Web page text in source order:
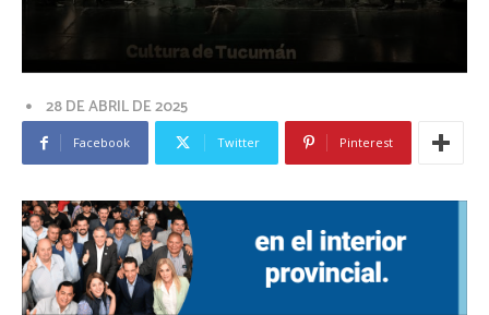
28 DE ABRIL DE 2025
Facebook Twitter Pinterest